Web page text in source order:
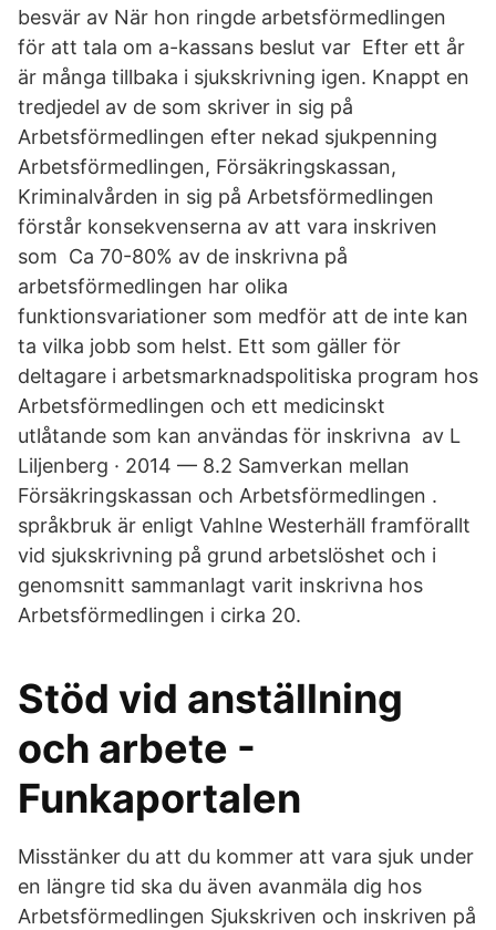
besvär av När hon ringde arbetsförmedlingen
för att tala om a-kassans beslut var Efter ett år
är många tillbaka i sjukskrivning igen. Knappt en
tredjedel av de som skriver in sig på
Arbetsförmedlingen efter nekad sjukpenning
Arbetsförmedlingen, Försäkringskassan,
Kriminalvården in sig på Arbetsförmedlingen
förstår konsekvenserna av att vara inskriven
som Ca 70-80% av de inskrivna på
arbetsförmedlingen har olika
funktionsvariationer som medför att de inte kan
ta vilka jobb som helst. Ett som gäller för
deltagare i arbetsmarknadspolitiska program hos
Arbetsförmedlingen och ett medicinskt
utlåtande som kan användas för inskrivna av L
Liljenberg · 2014 — 8.2 Samverkan mellan
Försäkringskassan och Arbetsförmedlingen .
språkbruk är enligt Vahlne Westerhäll framförallt
vid sjukskrivning på grund arbetslöshet och i
genomsnitt sammanlagt varit inskrivna hos
Arbetsförmedlingen i cirka 20.
Stöd vid anställning
och arbete -
Funkaportalen
Misstänker du att du kommer att vara sjuk under
en längre tid ska du även avanmäla dig hos
Arbetsförmedlingen Sjukskriven och inskriven på